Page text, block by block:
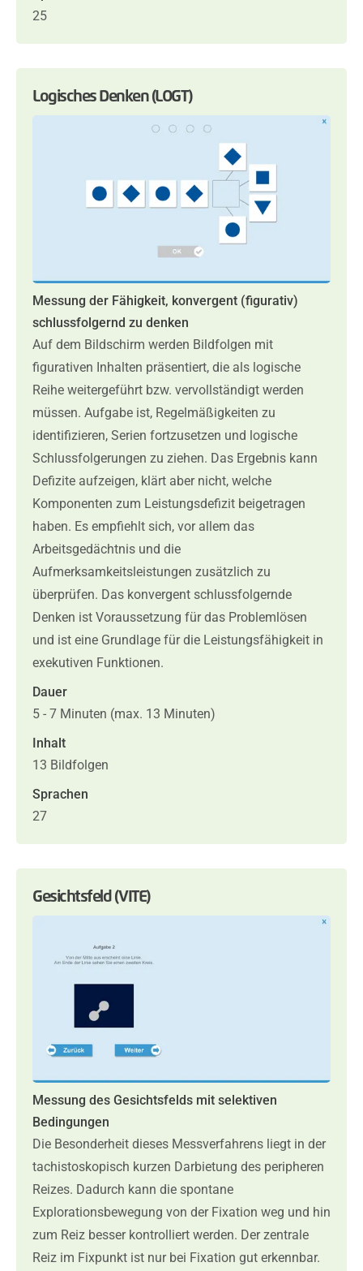
25
Logisches Denken (LOGT)
Messung der Fähigkeit, konvergent (figurativ)
schlussfolgernd zu denken
Auf dem Bildschirm werden Bildfolgen mit
figurativen Inhalten präsentiert, die als logische
Reihe weitergeführt bzw. vervollständigt werden
müssen. Aufgabe ist, Regelmäßigkeiten zu
identifizieren, Serien fortzusetzen und logische
Schlussfolgerungen zu ziehen. Das Ergebnis kann
Defizite aufzeigen, klärt aber nicht, welche
Komponenten zum Leistungsdefizit beigetragen
haben. Es empfiehlt sich, vor allem das
Arbeitsgedächtnis und die
Aufmerksamkeitsleistungen zusätzlich zu
überprüfen. Das konvergent schlussfolgernde
Denken ist Voraussetzung für das Problemlösen
und ist eine Grundlage für die Leistungsfähigkeit in
exekutiven Funktionen.
Dauer
5 - 7 Minuten (max. 13 Minuten)
Inhalt
13 Bildfolgen
Sprachen
27
Gesichtsfeld (VITE)
Messung des Gesichtsfelds mit selektiven
Bedingungen
Die Besonderheit dieses Messverfahrens liegt in der
tachistoskopisch kurzen Darbietung des peripheren
Reizes. Dadurch kann die spontane
Explorationsbewegung von der Fixation weg und hin
zum Reiz besser kontrolliert werden. Der zentrale
Reiz im Fixpunkt ist nur bei Fixation gut erkennbar.